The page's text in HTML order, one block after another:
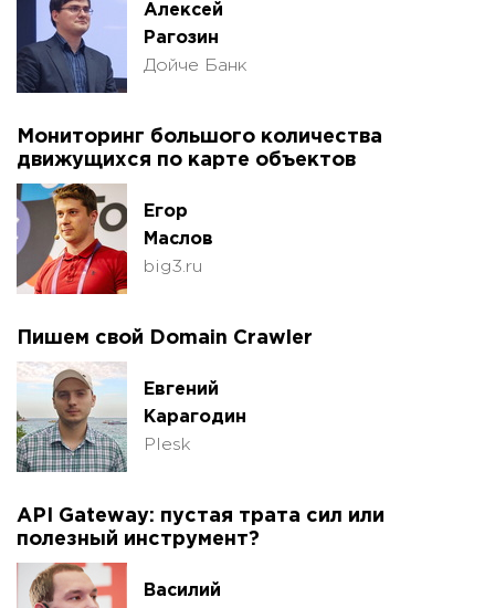
Алексей
Рагозин
Дойче Банк
Мониторинг большого количества
движущихся по карте объектов
Егор
Маслов
big3.ru
Пишем свой Domain Crawler
Евгений
Карагодин
Plesk
API Gateway: пустая трата сил или
полезный инструмент?
Василий